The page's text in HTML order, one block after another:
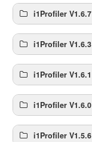
i1Profiler V1.6.7
i1Profiler V1.6.3
i1Profiler V1.6.1
i1Profiler V1.6.0
i1Profiler V1.5.6